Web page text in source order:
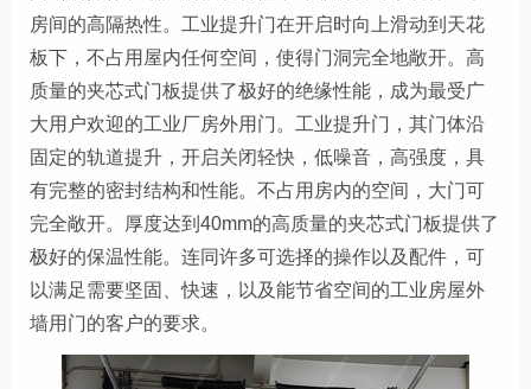
房间的高隔热性。 工业提升门在开启时向上滑动到天花
板下，不占用屋内任何空间，使得门洞完全地敞开。高
质量的夹芯式门板提供了极好的绝缘性能，成为最受广
大用户欢迎的工业厂房外用门。 工业提升门，其门体沿
固定的轨道提升，开启关闭轻快，低噪音，高强度，具
有完整的密封结构和性能。不占用房内的空间，大门可
完全敞开。厚度达到 40mm的高质量的夹芯式门板提供了
极好的保温性能。连同许多可选择的操作以及配件，可
以满足需要坚固、快速，以及能节省空间的工业房屋外
墙用门的客户的要求。